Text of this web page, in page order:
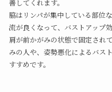
善してくれます。
脇はリンパが集中している部位
流が良くなって、バストアップ
肩が前かがみの状態で固定され
みの人や、姿勢悪化によるバス
すすめです。